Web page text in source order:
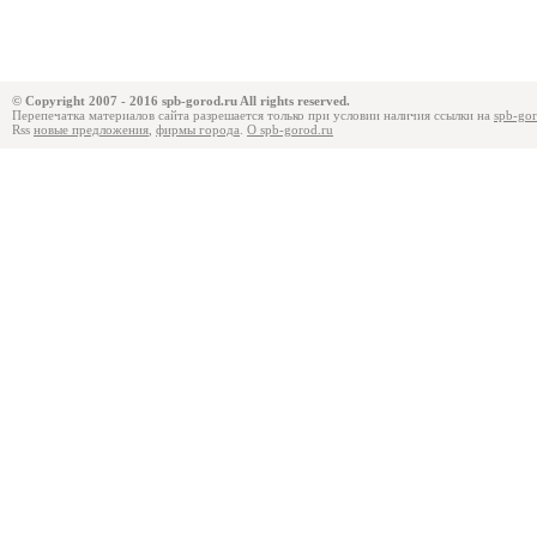
© Copyright 2007 - 2016 spb-gorod.ru All rights reserved.
Перепечатка материалов сайта разрешается только при условии наличия ссылки на spb-
Rss новые предложения фирмы города О spb-gorod.ru